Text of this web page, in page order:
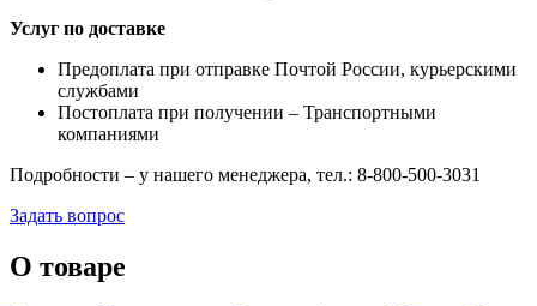
Услуг по доставке
Предоплата при отправке Почтой России, курьерскими
службами
Постоплата при получении – Транспортными
компаниями
Подробности – у нашего менеджера, тел.: 8-800-500-3031
Задать вопрос
О товаре